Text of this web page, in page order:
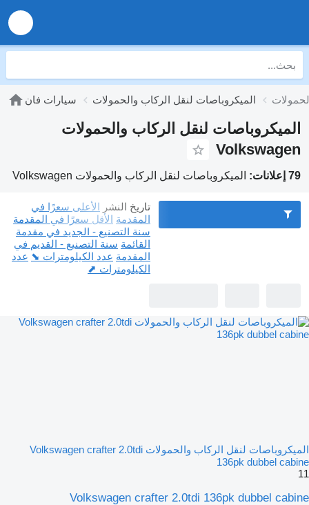
سيارات فان الميكروباصات لنقل الركاب والحمولات
الميكروباصات لنقل الركاب والحمولات
Volkswagen
79 إعلانات: الميكروباصات لنقل الركاب والحمولات Volkswagen
تاريخ النشر الأعلى سعرًا في
المقدمة الأقل سعرًا في المقدمة
سنة التصنيع - الجديد في مقدمة
القائمة سنة التصنيع - القديم في
المقدمة عدد الكيلومترات ⬊ عدد
الكيلومترات ⬈
الميكروباصات لنقل الركاب والحمولات Volkswagen crafter 2.0tdi
136pk dubbel cabine
11
Volkswagen crafter 2.0tdi 136pk dubbel cabine